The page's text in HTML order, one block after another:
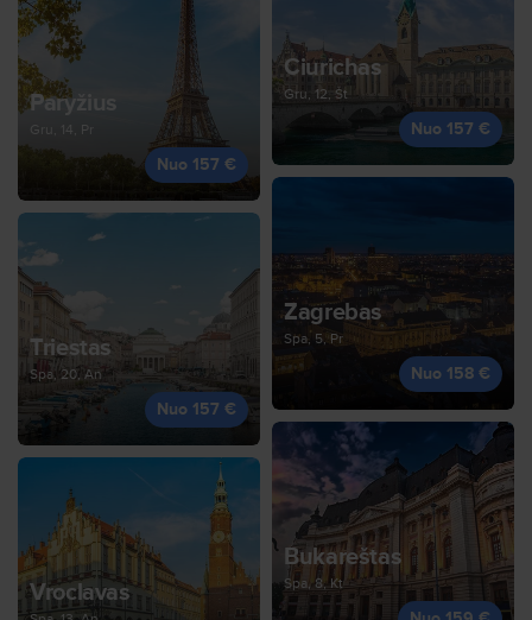
Paryžius
Gru, 14, Pr
Nuo 157 €
Ciurichas
Gru, 12, Št
Nuo 157 €
Triestas
Spa, 20, An
Nuo 157 €
Zagrebas
Spa, 5, Pr
Nuo 158 €
Vroclavas
Bukareštas
Spa, 8, Kt